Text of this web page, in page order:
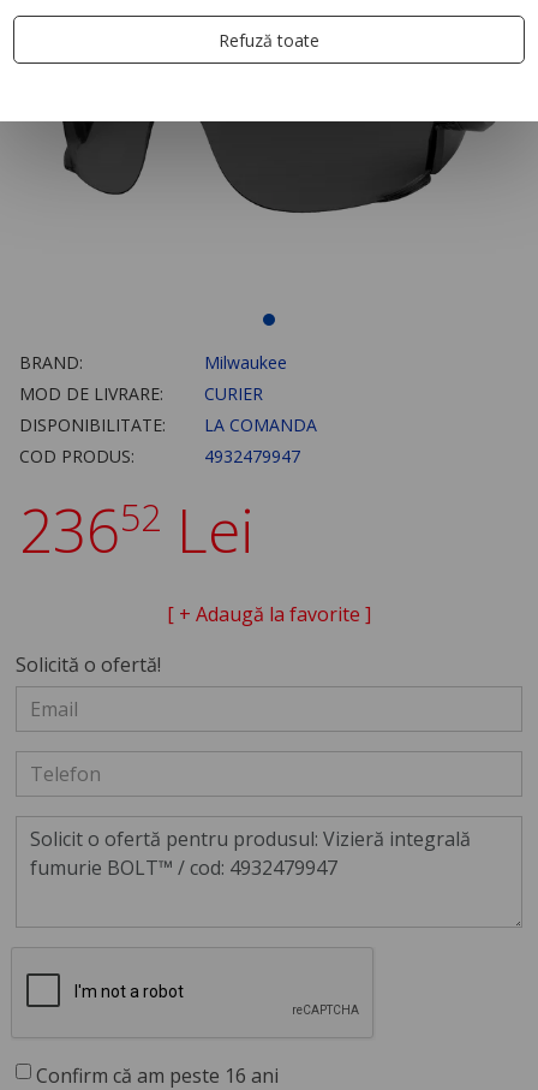
BRAND:
Milwaukee
MOD DE LIVRARE:
CURIER
DISPONIBILITATE:
LA COMANDA
COD PRODUS:
4932479947
23652 Lei
[ + Adaugă la favorite ]
Solicită o ofertă!
Confirm că am peste 16 ani
Refuză toate